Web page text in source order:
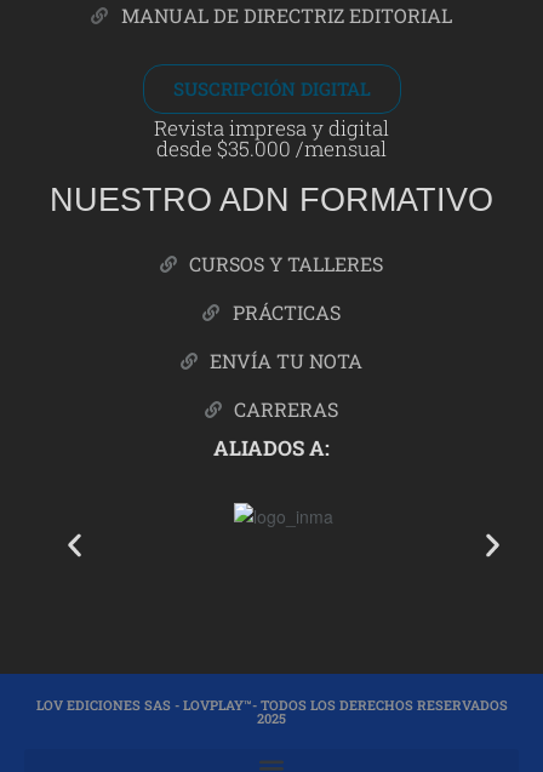
MANUAL DE DIRECTRIZ EDITORIAL
SUSCRIPCIÓN DIGITAL
Revista impresa y digital
desde $35.000 /mensual
NUESTRO ADN FORMATIVO
CURSOS Y TALLERES
PRÁCTICAS
ENVÍA TU NOTA
CARRERAS
ALIADOS A:
LOV EDICIONES SAS - LOVPLAY™- TODOS LOS DERECHOS RESERVADOS
2025